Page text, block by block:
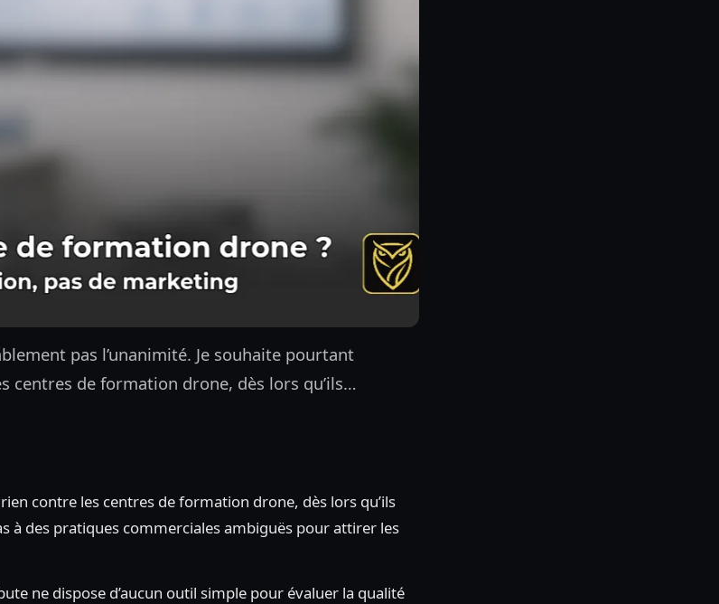
pas l’unanimité. Je souhaite pourtant
centres de formation drone, dès lors qu’ils…
contre les centres de formation drone, dès lors qu’ils
à des pratiques commerciales ambiguës pour attirer les
ne dispose d’aucun outil simple pour évaluer la qualité